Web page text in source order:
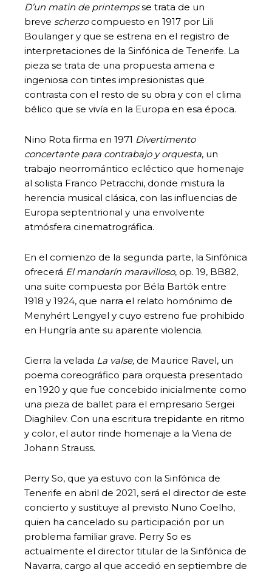
D’un matin de printempsse trata de un
breve scherzocompuesto en 1917 por Lili
Boulanger y que se estrena en el registro de
interpretaciones de la Sinfónica de Tenerife. La
pieza se trata de una propuesta amena e
ingeniosa con tintes impresionistas que
contrasta con el resto de su obra y con el clima
bélico que se vivía en la Europa en esa época.
Nino Rota firma en 1971 Divertimento
concertante para contrabajo y orquesta, un
trabajo neorromántico ecléctico que homenaje
al solista Franco Petracchi, donde mistura la
herencia musical clásica, con las influencias de
Europa septentrional y una envolvente
atmósfera cinematrográfica.
En el comienzo de la segunda parte, la Sinfónica
ofrecerá El mandarín maravilloso, op. 19, BB82,
una suite compuesta por Béla Bartók entre
1918 y 1924, que narra el relato homónimo de
Menyhért Lengyel y cuyo estreno fue prohibido
en Hungría ante su aparente violencia.
Cierra la velada La valse, de Maurice Ravel, un
poema coreográfico para orquesta presentado
en 1920 y que fue concebido inicialmente como
una pieza de ballet para el empresario Sergei
Diaghilev. Con una escritura trepidante en ritmo
y color, el autor rinde homenaje a la Viena de
Johann Strauss.
Perry So, que ya estuvo con la Sinfónica de
Tenerife en abril de 2021, será el director de este
concierto y sustituye al previsto Nuno Coelho,
quien ha cancelado su participación por un
problema familiar grave. Perry So es
actualmente el director titular de la Sinfónica de
Navarra, cargo al que accedió en septiembre de